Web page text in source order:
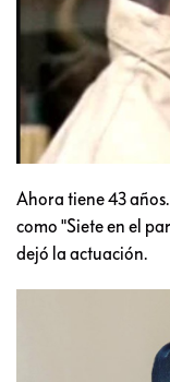
Ahora tiene 43
como "Siete en el
dejó la actuación.